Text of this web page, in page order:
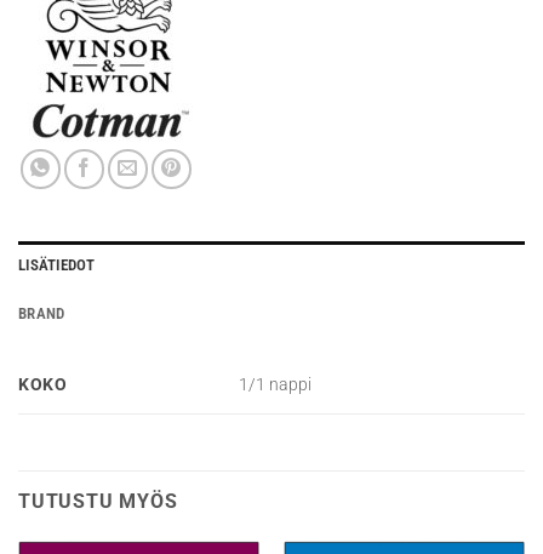
LISÄTIEDOT
BRAND
KOKO 1/1 nappi
TUTUSTU MYÖS